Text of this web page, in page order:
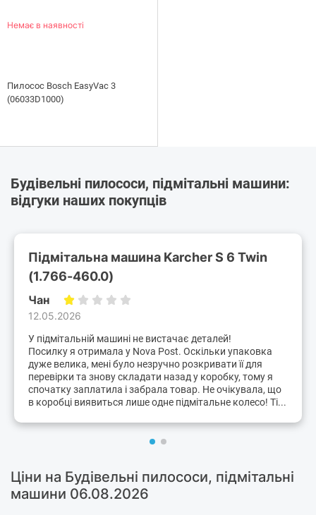
Немає в наявності
Пилосос Bosch EasyVac 3
(06033D1000)
Будівельні пилососи, підмітальні машини:
відгуки наших покупців
Підмітальна машина Karcher S 6 Twin
(1.766-460.0)
Чан
12.05.2026
У підмітальній машині не вистачає деталей!
Посилку я отримала у Nova Post. Оскільки упаковка
дуже велика, мені було незручно розкривати її для
перевірки та знову складати назад у коробку, тому я
спочатку заплатила і забрала товар. Не очікувала, що
в коробці виявиться лише одне підмітальне колесо! Ті...
Ціни на Будівельні пилососи, підмітальні
машини 06.08.2026